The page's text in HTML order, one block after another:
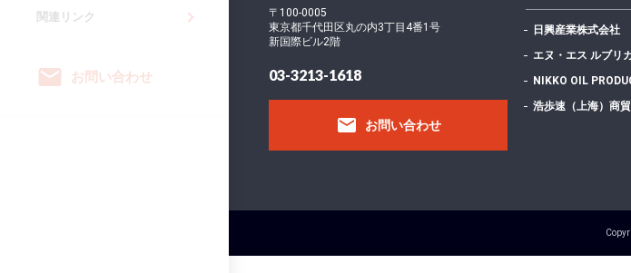
関連リンク
email お問い合わせ
〒100-0005
東京都千代田区丸の内3丁目4番1号
新国際ビル2階
03-3213-1618
email お問い合わせ
日興産業株式会社
エヌ・エス ルブリ
NIKKO OIL
浩歩速（上海）商